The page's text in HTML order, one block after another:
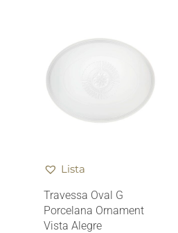
Lista
Travessa Oval G
Porcelana Ornament
Vista Alegre